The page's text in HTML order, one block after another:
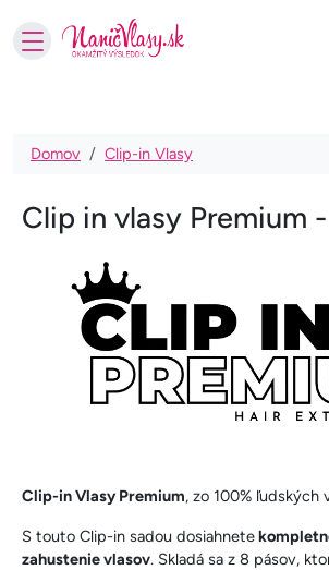
Omrvinka
Domov Clip-in Vlasy
Clip in vlasy Premium
Clip-in Vlasy Premium, zo 100% ľudských
S touto Clip-in sadou dosiahnete
zahustenie vlasov. Skladá sa z 8 pásov,